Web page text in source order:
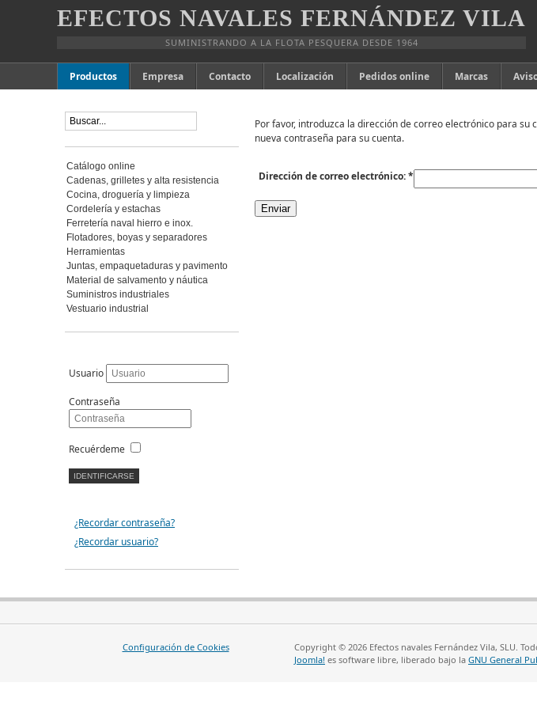
EFECTOS NAVALES FERNÁNDEZ VILA
SUMINISTRANDO A LA FLOTA PESQUERA DESDE 1964
Productos Empresa Contacto Localización Pedidos online Marcas
Por favor, introduzca la dirección de correo electrónico para
nueva contraseña para su cuenta.
Dirección de correo electrónico:*
Enviar
Catálogo online
Cadenas, grilletes y alta resistencia
Cocina, droguería y limpieza
Cordelería y estachas
Ferretería naval hierro e inox.
Flotadores, boyas y separadores
Herramientas
Juntas, empaquetaduras y pavimento
Material de salvamento y náutica
Suministros industriales
Vestuario industrial
Usuario
Contraseña
Recuérdeme
¿Recordar contraseña?
¿Recordar usuario?
Configuración de Cookies Copyright © 2026 Efectos navales Fernández Vila, SLU.
Joomla! es software libre, liberado bajo la GNU General